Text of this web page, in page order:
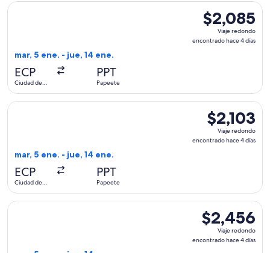
$2,085
Viaje
redondo,
$2,085
Viaje redondo
encontrado hace 4 días
mar, 5 ene. - jue, 14 ene.
ECP
Ciudad de
PPT
Papeete
Seleccionar vuelo de United, con salida el mar, 5 ene.
$2,103
Viaje
redondo,
$2,103
Viaje redondo
encontrado hace 4 días
mar, 5 ene. - jue, 14 ene.
ECP
Ciudad de
PPT
Papeete
Seleccionar vuelo de United, con salida el mar, 5 ene.
$2,456
Viaje
redondo,
$2,456
Viaje redondo
encontrado hace 4 días
Seleccionar vuelo de United, con salida el mar, 5 ene.